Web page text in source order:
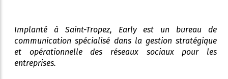
Implanté à Saint-Tropez, Early est un bureau de
communication spécialisé dans la gestion stratégique
et opérationnelle des réseaux sociaux pour les
entreprises.